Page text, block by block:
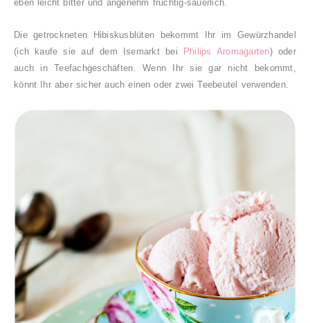
eben leicht bitter und angenehm fruchtig-säuerlich.
Die getrockneten Hibiskusblüten bekommt Ihr im Gewürzhandel
(ich kaufe sie auf dem Isemarkt bei
Philips Aromagarten) oder
auch in Teefachgeschäften. Wenn Ihr sie gar nicht bekommt,
könnt Ihr aber sicher auch einen oder zwei Teebeutel verwenden.